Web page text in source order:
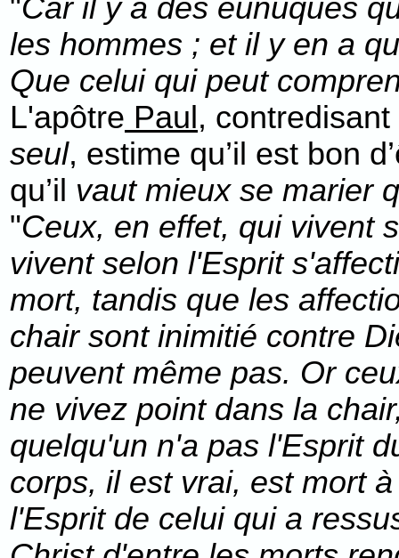
"Car il y a des eunuques
les hommes ; et il y en a
Que celui qui peut
L'apôtre Paul ,
seul, estime qu’il est bon
qu’il vaut mieux se marier
"Ceux, en effet, qui vivent
vivent selon l'Esprit
mort, tandis que les
chair sont inimitié contre
peuvent même pas. Or
ne vivez point dans la
quelqu'un n'a pas l'Esprit
corps, il est vrai, est mort
l'Esprit de celui qui a